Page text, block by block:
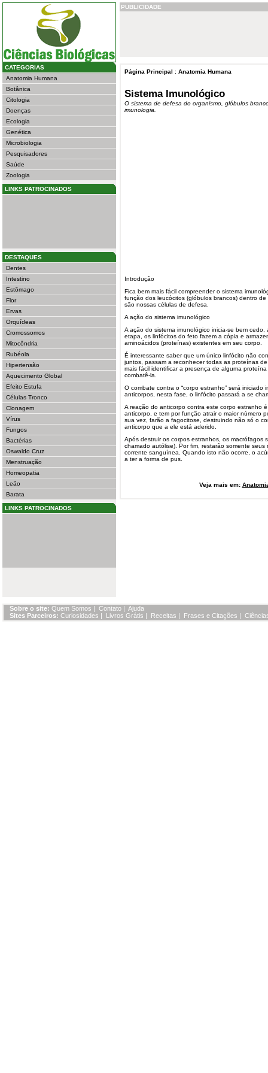
CATEGORIAS
Anatomia Humana
Botânica
Citologia
Doenças
Ecologia
Genética
Microbiologia
Pesquisadores
Saúde
Zoologia
LINKS PATROCINADOS
DESTAQUES
Dentes
Intestino
Estômago
Flor
Ervas
Orquídeas
Cromossomos
Mitocôndria
Rubéola
Hipertensão
Aquecimento Global
Efeito Estufa
Células Tronco
Clonagem
Vírus
Fungos
Bactérias
Oswaldo Cruz
Menstruação
Homeopatia
Leão
Barata
LINKS PATROCINADOS
PUBLICIDADE
Página Principal : Anatomia Humana
Sistema Imunológico
O sistema de defesa do organismo, glóbulos
imunologia.
Introdução
Fica bem mais fácil compreender o sistema
função dos leucócitos (glóbulos brancos) dentro
são nossas células de defesa.
A ação do sistema imunológico
A ação do sistema imunológico inicia-se bem
etapa, os linfócitos do feto fazem a cópia e
aminoácidos (proteínas) existentes em seu corpo.
É interessante saber que um único linfócito não
juntos, passam a reconhecer todas as proteínas
mais fácil identificar a presença de alguma
combatê-la.
O combate contra o “corpo estranho” será
anticorpos, nesta fase, o linfócito passará a se
A reação do anticorpo contra este corpo estranho
anticorpo, e tem por função atrair o maior número
sua vez, farão a fagocitose, destruindo não só o
anticorpo que a ele está aderido.
Após destruir os corpos estranhos, os macrófagos
chamado autólise). Por fim, restarão somente
corrente sanguínea. Quando isto não ocorre, o
a ter a forma de pus.
Veja mais em:
Sobre o site: Quem Somos | Contato | Ajuda
Sites Parceiros: Curiosidades | Livros Grátis | Receitas | Frases e Citações |